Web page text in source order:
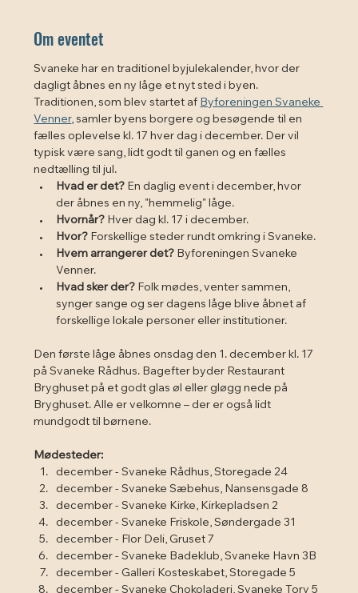
Om eventet
Svaneke har en traditionel byjulekalender, hvor der
dagligt åbnes en ny låge et nyt sted i byen.
Traditionen, som blev startet af Byforeningen Svaneke
Venner, samler byens borgere og besøgende til en
fælles oplevelse kl. 17 hver dag i december. Der vil
typisk være sang, lidt godt til ganen og en fælles
nedtælling til jul.
Hvad er det? En daglig event i december, hvor
der åbnes en ny, "hemmelig" låge.
Hvornår? Hver dag kl. 17 i december.
Hvor? Forskellige steder rundt omkring i Svaneke.
Hvem arrangerer det? Byforeningen Svaneke
Venner.
Hvad sker der? Folk mødes, venter sammen,
synger sange og ser dagens låge blive åbnet af
forskellige lokale personer eller institutioner.
Den første låge åbnes onsdag den 1. december kl. 17
på Svaneke Rådhus. Bagefter byder Restaurant
Bryghuset på et godt glas øl eller gløgg nede på
Bryghuset. Alle er velkomne – der er også lidt
mundgodt til børnene.
Mødesteder:
december - Svaneke Rådhus, Storegade 24
december - Svaneke Sæbehus, Nansensgade 8
december - Svaneke Kirke, Kirkepladsen 2
december - Svaneke Friskole, Søndergade 31
december - Flor Deli, Gruset 7
december - Svaneke Badeklub, Svaneke Havn 3B
december - Galleri Kosteskabet, Storegade 5
december - Svaneke Chokoladeri, Svaneke Torv 5